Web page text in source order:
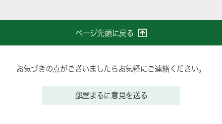
ページ先頭に戻る
お気づきの点がございましたらお気軽にご連絡ください。
部屋まるに意見を送る